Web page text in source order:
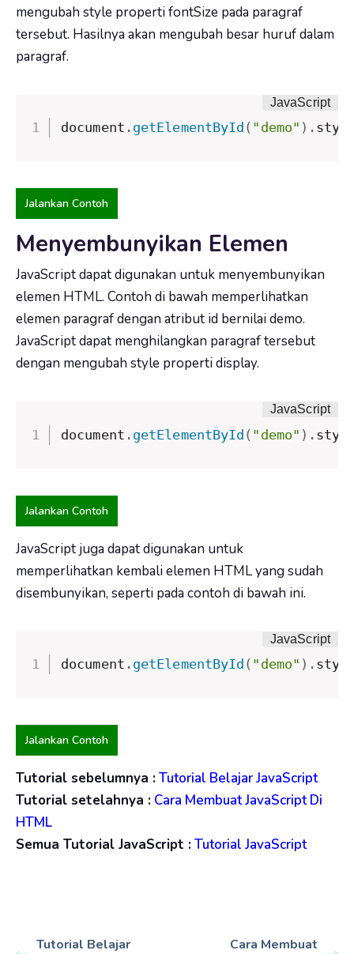
mengubah style properti fontSize pada paragraf
tersebut. Hasilnya akan mengubah besar huruf dalam
paragraf.
document . getElementById ( "demo" ) .
Jalankan Contoh
Menyembunyikan Elemen
JavaScript dapat digunakan untuk menyembunyikan
elemen HTML. Contoh di bawah memperlihatkan
elemen paragraf dengan atribut id bernilai demo.
JavaScript dapat menghilangkan paragraf tersebut
dengan mengubah style properti display.
document . getElementById ( "demo" ) .
Jalankan Contoh
JavaScript juga dapat digunakan untuk
memperlihatkan kembali elemen HTML yang sudah
disembunyikan, seperti pada contoh di bawah ini.
document . getElementById ( "demo" ) .
Jalankan Contoh
Tutorial sebelumnya :Tutorial Belajar JavaScript
Tutorial setelahnya : Cara Membuat JavaScript Di
HTML
Semua Tutorial JavaScript :Tutorial JavaScript
Tutorial Belajar
Cara Membuat